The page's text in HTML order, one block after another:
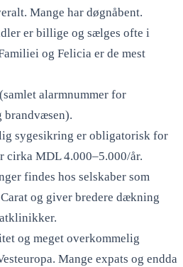
Mange har døgnåbent.
er billige og sælges ofte i
og Felicia er de mest
alarmnummer for
brandvæsen).
sygesikring er obligatorisk for
cirka MDL 4.000–5.000/år.
findes hos selskaber som
og giver bredere dækning
og meget overkommelig
Mange expats og endda